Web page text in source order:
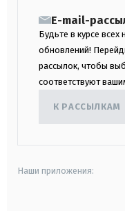
E-mail-
Будьте в курсе всех
обновлений!
рассылок, чтобы
соответствуют
К РАССЫЛКАМ
Наши приложения: